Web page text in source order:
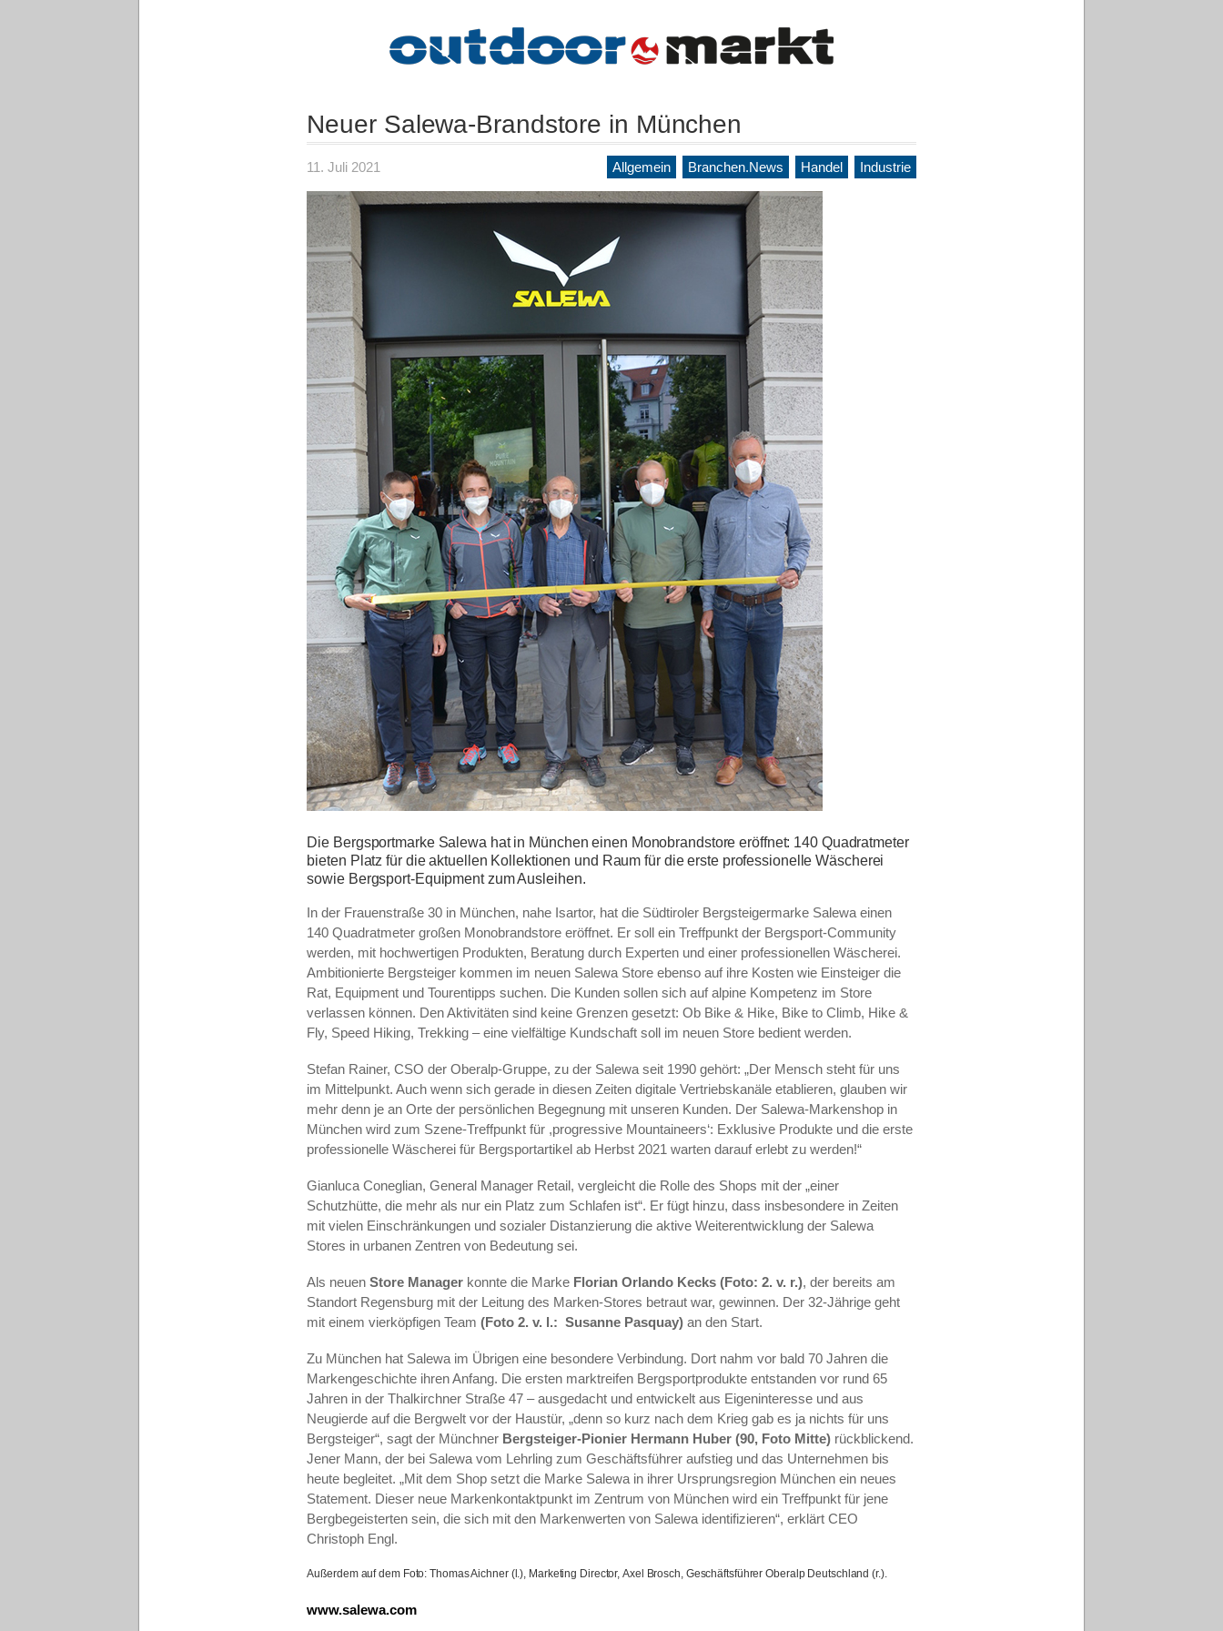
Neuer Salewa-Brandstore in München
11. Juli 2021 Allgemein Branchen.News Handel Industrie
Die Bergsportmarke Salewa hat in München einen Monobrandstore eröffnet: 140 Quadratmeter
bieten Platz für die aktuellen Kollektionen und Raum für die erste professionelle Wäscherei
sowie Bergsport-Equipment zum Ausleihen.
In der Frauenstraße 30 in München, nahe Isartor, hat die Südtiroler Bergsteigermarke Salewa einen
140 Quadratmeter großen Monobrandstore eröffnet. Er soll ein Treffpunkt der Bergsport-Community
werden, mit hochwertigen Produkten, Beratung durch Experten und einer professionellen Wäscherei.
Ambitionierte Bergsteiger kommen im neuen Salewa Store ebenso auf ihre Kosten wie Einsteiger die
Rat, Equipment und Tourentipps suchen. Die Kunden sollen sich auf alpine Kompetenz im Store
verlassen können. Den Aktivitäten sind keine Grenzen gesetzt: Ob Bike & Hike, Bike to Climb, Hike &
Fly, Speed Hiking, Trekking – eine vielfältige Kundschaft soll im neuen Store bedient werden.
Stefan Rainer, CSO der Oberalp-Gruppe, zu der Salewa seit 1990 gehört: „Der Mensch steht für uns
im Mittelpunkt. Auch wenn sich gerade in diesen Zeiten digitale Vertriebskanäle etablieren, glauben wir
mehr denn je an Orte der persönlichen Begegnung mit unseren Kunden. Der Salewa-Markenshop in
München wird zum Szene-Treffpunkt für ,progressive Mountaineers‘: Exklusive Produkte und die erste
professionelle Wäscherei für Bergsportartikel ab Herbst 2021 warten darauf erlebt zu werden!“
Gianluca Coneglian, General Manager Retail, vergleicht die Rolle des Shops mit der „einer
Schutzhütte, die mehr als nur ein Platz zum Schlafen ist“. Er fügt hinzu, dass insbesondere in Zeiten
mit vielen Einschränkungen und sozialer Distanzierung die aktive Weiterentwicklung der Salewa
Stores in urbanen Zentren von Bedeutung sei.
Als neuenStore Manager konnte die Marke Florian Orlando Kecks (Foto: 2. v. r.), der bereits am
Standort Regensburg mit der Leitung des Marken-Stores betraut war, gewinnen. Der 32-Jährige geht
mit einem vierköpfigen Team(Foto 2. v. l.:Susanne Pasquay) an den Start.
Zu München hat Salewa im Übrigen eine besondere Verbindung. Dort nahm vor bald 70 Jahren die
Markengeschichte ihren Anfang. Die ersten marktreifen Bergsportprodukte entstanden vor rund 65
Jahren in der Thalkirchner Straße 47 – ausgedacht und entwickelt aus Eigeninteresse und aus
Neugierde auf die Bergwelt vor der Haustür, „denn so kurz nach dem Krieg gab es ja nichts für uns
Bergsteiger“, sagt der Münchner Bergsteiger-Pionier Hermann Huber (90, Foto Mitte) rückblickend.
Jener Mann, der bei Salewa vom Lehrling zum Geschäftsführer aufstieg und das Unternehmen bis
heute begleitet.„Mit dem Shop setzt die Marke Salewa in ihrer Ursprungsregion München ein neues
Statement. Dieser neue Markenkontaktpunkt im Zentrum von München wird ein Treffpunkt für jene
Bergbegeisterten sein, die sich mit den Markenwerten von Salewa identifizieren“, erklärt CEO
Christoph Engl.
Außerdem auf dem Foto:Thomas Aichner (l.), Marketing Director, Axel Brosch, Geschäftsführer Oberalp Deutschland (r.).
www.salewa.com